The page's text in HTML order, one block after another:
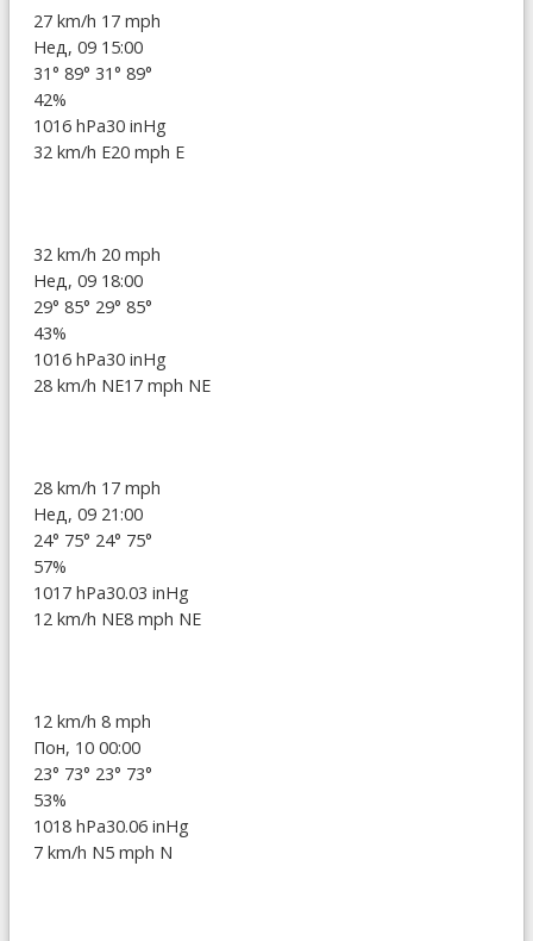
27 km/h 17 mph
Нед, 09 15:00
31° 89° 31° 89°
42%
1016 hPa30 inHg
32 km/h E20 mph E
32 km/h 20 mph
Нед, 09 18:00
29° 85° 29° 85°
43%
1016 hPa30 inHg
28 km/h NE17 mph NE
28 km/h 17 mph
Нед, 09 21:00
24° 75° 24° 75°
57%
1017 hPa30.03 inHg
12 km/h NE8 mph NE
12 km/h 8 mph
Пон, 10 00:00
23° 73° 23° 73°
53%
1018 hPa30.06 inHg
7 km/h N5 mph N